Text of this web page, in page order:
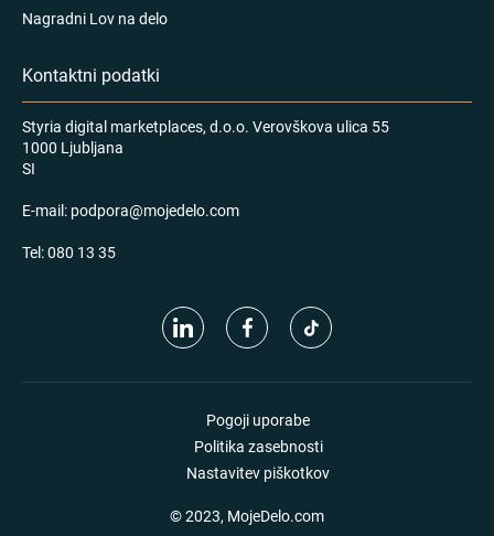
Nagradni Lov na delo
Kontaktni podatki
Styria digital marketplaces, d.o.o. Verovškova ulica 55
1000 Ljubljana
SI
E-mail: podpora@mojedelo.com
Tel:080 13 35
Pogoji uporabe
Politika zasebnosti
Nastavitev piškotkov
© 2023, MojeDelo.com